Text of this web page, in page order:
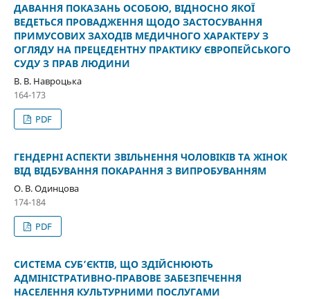
ДАВАННЯ ПОКАЗАНЬ ОСОБОЮ, ВІДНОСНО ЯКОЇ
ВЕДЕТЬСЯ ПРОВАДЖЕННЯ ЩОДО ЗАСТОСУВАННЯ
ПРИМУСОВИХ ЗАХОДІВ МЕДИЧНОГО ХАРАКТЕРУ З
ОГЛЯДУ НА ПРЕЦЕДЕНТНУ ПРАКТИКУ ЄВРОПЕЙСЬКОГО
СУДУ З ПРАВ ЛЮДИНИ
В. В. Навроцька
164-173
PDF
ГЕНДЕРНІ АСПЕКТИ ЗВІЛЬНЕННЯ ЧОЛОВІКІВ ТА ЖІНОК
ВІД ВІДБУВАННЯ ПОКАРАННЯ З ВИПРОБУВАННЯМ
О. В. Одинцова
174-184
PDF
СИСТЕМА СУБ’ЄКТІВ, ЩО ЗДІЙСНЮЮТЬ
АДМІНІСТРАТИВНО-ПРАВОВЕ ЗАБЕЗПЕЧЕННЯ
НАСЕЛЕННЯ КУЛЬТУРНИМИ ПОСЛУГАМИ